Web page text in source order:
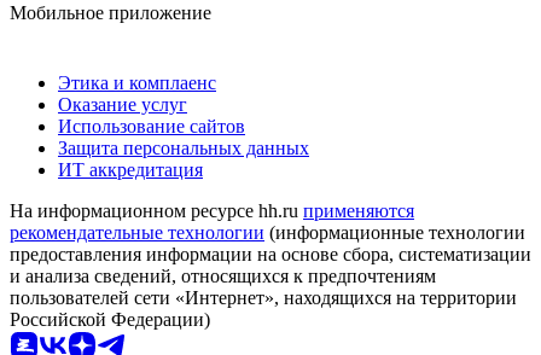
Мобильное приложение
Этика и комплаенс
Оказание услуг
Использование сайтов
Защита персональных данных
ИТ аккредитация
На информационном ресурсе hh.ru применяются
рекомендательные технологии (информационные технологии
предоставления информации на основе сбора, систематизации
и анализа сведений, относящихся к предпочтениям
пользователей сети «Интернет», находящихся на территории
Российской Федерации)